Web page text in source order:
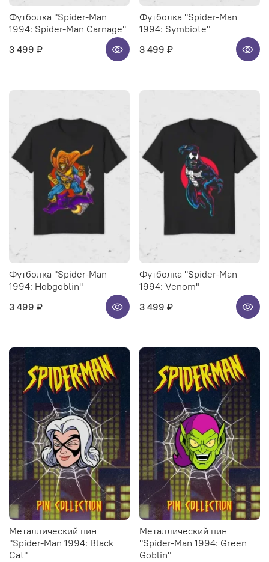
Футболка "Spider-Man
1994: Spider-Man Carnage"
3 499 ₽
Футболка "Spider-Man
1994: Symbiote"
3 499 ₽
Футболка "Spider-Man
1994: Hobgoblin"
3 499 ₽
Футболка "Spider-Man
1994: Venom"
3 499 ₽
Металлический пин
"Spider-Man 1994: Black
Cat"
Металлический пин
"Spider-Man 1994: Green
Goblin"